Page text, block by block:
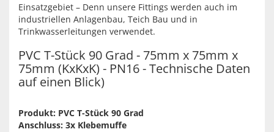
Einsatzgebiet – Denn unsere Fittings werden auch im
industriellen Anlagenbau, Teich Bau und in
Trinkwasserleitungen verwendet.
PVC T-Stück 90 Grad - 75mm x 75mm x
75mm (KxKxK) - PN16 - Technische Daten
auf einen Blick)
Produkt: PVC T-Stück 90 Grad
Anschluss: 3x Klebemuffe